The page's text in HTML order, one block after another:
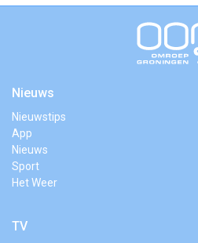
Nieuws
Nieuwstips
App
Nieuws
Sport
Het Weer
TV